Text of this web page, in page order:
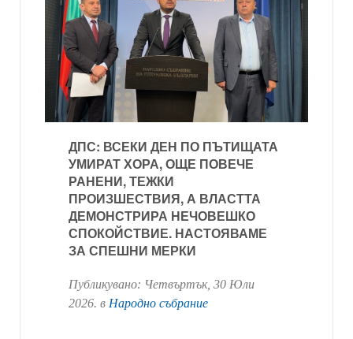
ДПС: ВСЕКИ ДЕН ПО ПЪТИЩАТА
УМИРАТ ХОРА, ОЩЕ ПОВЕЧЕ
РАНЕНИ, ТЕЖКИ
ПРОИЗШЕСТВИЯ, А ВЛАСТТА
ДЕМОНСТРИРА НЕЧОВЕШКО
СПОКОЙСТВИЕ. НАСТОЯВАМЕ
ЗА СПЕШНИ МЕРКИ
Публикувано: Четвъртък, 30 Юли
2026. в Народно събрание